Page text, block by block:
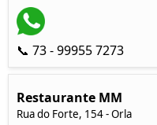
📞 73 - 99955 7273
Restaurante MM
Rua do Forte, 154 - Orla